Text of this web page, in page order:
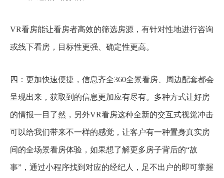
VR看房能让看房者高效的筛选房源，有针对性地进行咨询
或线下看房，目标性更强、确定性更高。
四：更加快速便捷，信息齐全360全景看房、周边配套都会
呈现出来，获取到的信息更加应有尽有。多种方式让好房
的情报一目了然，另外VR看房这种全新的交互式视觉冲击
可以给我们带来不一样的感觉，让客户有一种置身真实房
间的全场景看房体验，如果想了解更多房子背后的“故
事”，通过小程序找到对应的经纪人，足不出户的即可掌握